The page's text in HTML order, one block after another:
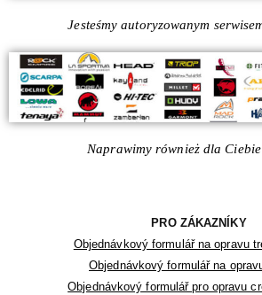
Jesteśmy autoryzowanym
Naprawimy również dla
PRO ZÁKAZNÍKY
Objednávkový formulář na opravu
Objednávkový formulář na
Objednávkový formulář pro opravu